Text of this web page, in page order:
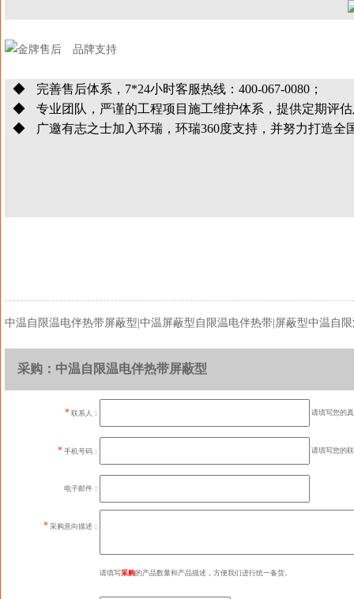
◆ 完善售后体系，7*24小时客服热线：400-067-0080；
◆ 专业团队，严谨的工程项目施工维护体系，提供定期评估
◆ 广邀有志之士加入环瑞，环瑞360度支持，并努力打造全
中温自限温电伴热带屏蔽型|中温屏蔽型自限温电伴热带|屏蔽型中温自
采购：中温自限温电伴热带屏蔽型
* 联系人： 请填写您的
* 手机号码： 请填写您的
电子邮件：
* 采购意向描述：
请填写采购的产品数量和产品描述，方便我们进行统一备货。